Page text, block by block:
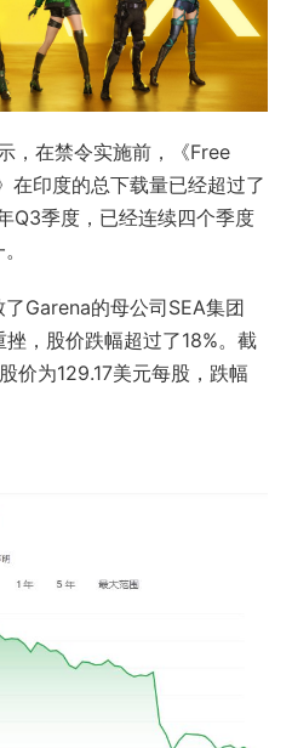
，在禁令实施前，《Free
在印度的总下载量已经超过了
Q3季度，已经连续四个季度
Garena的母公司SEA集团
挫，股价跌幅超过了18%。截
价为129.17美元每股，跌幅